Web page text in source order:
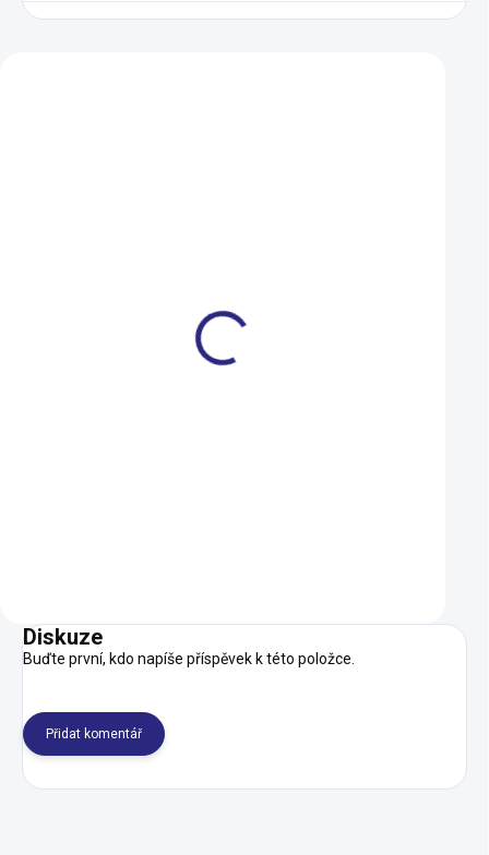
Diskuze
Buďte první, kdo napíše příspěvek k této položce.
Přidat komentář